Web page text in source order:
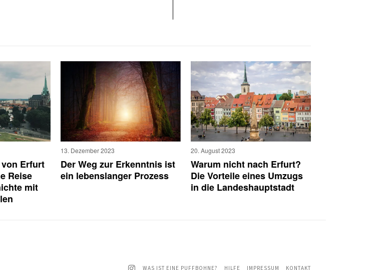
Erfurt
Reise
mit
13. Dezember 2023
Der Weg zur Erkenntnis ist
ein lebenslanger Prozess
20. August 2023
Warum nicht nach Erfurt?
Die Vorteile eines Umzugs
in die Landeshauptstadt
WAS IST EINE PUFFBOHNE? HILFE IMPRESSUM KONTAKT